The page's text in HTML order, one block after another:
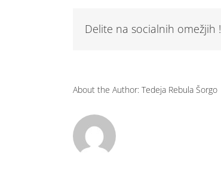
Delite na socialnih omežjih !
About the Author: Tedeja Rebula Šorgo